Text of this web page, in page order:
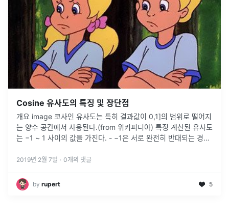
Cosine 유사도의 특징 및 장단점
개요 image 코사인 유사도는 특히 결과값이 0,1]의 범위로 떨어지
는 양수 공간에서 사용된다.(from 위키피디아) 특징 계산된 유사도
는 −1 ~ 1 사이의 값을 가진다. - −1은 서로 완전히 반대되는 경우
2019년 2월 7일 · 0개의 댓글
by rupert 5